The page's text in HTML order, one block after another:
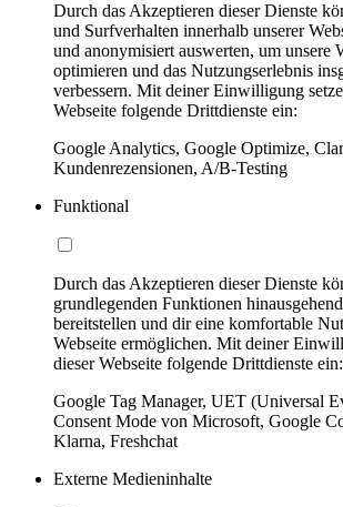
Durch das Akzeptieren dieser Dienste
und Surfverhalten innerhalb unserer
und anonymisiert auswerten, um unsere
optimieren und das Nutzungserlebnis
verbessern. Mit deiner Einwilligung
Webseite folgende Drittdienste ein:
Google Analytics, Google Optimize,
Kundenrezensionen, A/B-Testing
Funktional
Durch das Akzeptieren dieser Dienste
grundlegenden Funktionen
bereitstellen und dir eine komfortable
Webseite ermöglichen. Mit deiner
dieser Webseite folgende Drittdienste ein:
Google Tag Manager, UET (Universal
Consent Mode von Microsoft, Google
Klarna, Freshchat
Externe Medieninhalte